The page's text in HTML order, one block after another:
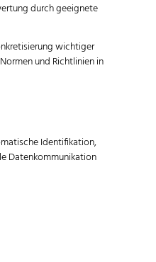
durch geeignete
wichtiger
und Richtlinien in
Identifikation,
Datenkommunikation